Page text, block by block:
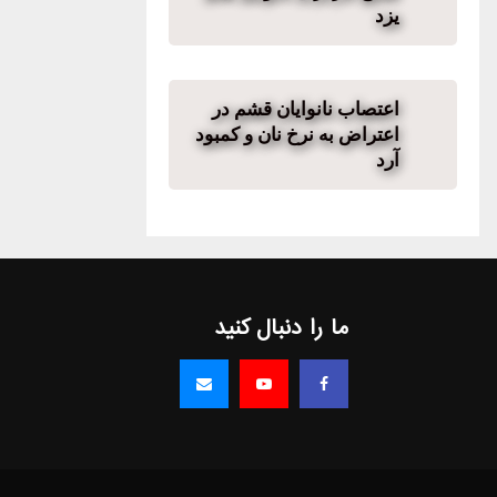
یزد
اعتصاب نانوایان قشم در
اعتراض به نرخ نان و کمبود
آرد
ما را دنبال کنید